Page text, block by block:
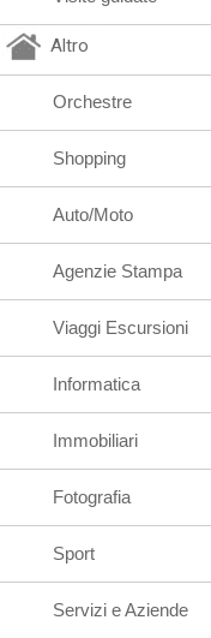
Altro
Orchestre
Shopping
Auto/Moto
Agenzie Stampa
Viaggi Escursioni
Informatica
Immobiliari
Fotografia
Sport
Servizi e Aziende